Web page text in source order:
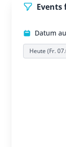
Datum
Heute (Fr.